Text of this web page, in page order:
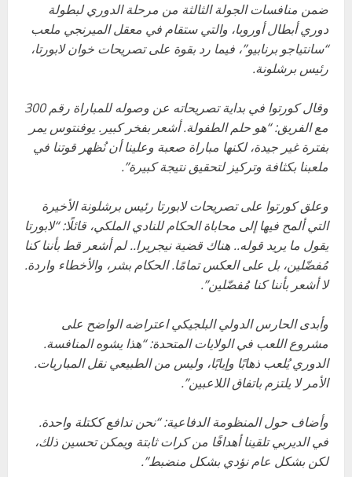
ضمن منافسات الجولة الثالثة من مرحلة الدوري لبطولة
دوري أبطال أوروبا، والتي ستقام في معقل الميرنجي ملعب
“سانتياجو برنابيو”، فيما رد بقوة على تصريحات خوان لابورتا،
رئيس برشلونة.
وقال كورتوا في بداية تصريحاته عن وصوله للمباراة رقم 300
مع الفريق: “هو حلم الطفولة. أشعر بفخر كبير. يوفنتوس يمر
بفترة غير جيدة، لكنها مباراة صعبة وعلينا أن نُظهر قوتنا في
ملعبنا بكثافة وتركيز لتحقيق نتيجة كبيرة”.
وعلق كورتوا على تصريحات لابورتا رئيس برشلونة الأخيرة
التي ألمح فيها إلى محاباة الحكام للنادي الملكي، قائلًا: “لابورتا
يقول ما يريد قوله.. هناك قضية نيجريرا.. لم أشعر قط بأننا كنا
مُفضّلين، بل على العكس تمامًا. الحكام بشر، والأخطاء واردة.
لا أشعر بأننا كنا مُفضّلين”.
وأبدى الحارس الدولي البلجيكي اعتراضه الواضح على
مشروع اللعب في الولايات المتحدة: “هذا يشوه المنافسة.
الدوري يُلعب ذهابًا وإيابًا، وليس من الطبيعي نقل المباريات.
الأمر لا يلتزم باتفاق اللاعبين”.
وأضاف حول المنظومة الدفاعية: “نحن ندافع ككتلة واحدة.
في الديربي تلقينا أهدافًا من كرات ثابتة ويمكن تحسين ذلك،
لكن بشكل عام نؤدي بشكل منضبط”.